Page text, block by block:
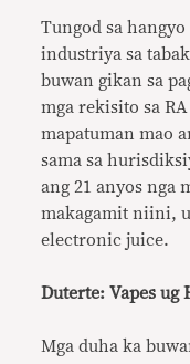
Tungod sa hangyo
industriya sa
buwan gikan sa
mga rekisito sa
mapatuman mao
sama sa
ang 21 anyos nga
makagamit niini,
electronic juice.
Duterte: Vapes ug
Mga duha ka